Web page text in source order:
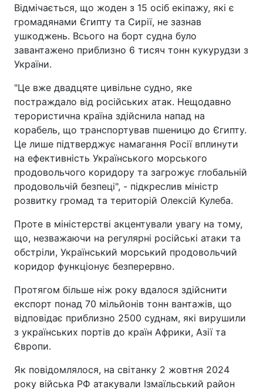
Відмічається, що жоден з 15 осіб екіпажу, які є
громадянами Єгипту та Сирії, не зазнав
ушкоджень. Всього на борт судна було
завантажено приблизно 6 тисяч тонн кукурудзи з
України.
"Це вже двадцяте цивільне судно, яке
постраждало від російських атак. Нещодавно
терористична країна здійснила напад на
корабель, що транспортував пшеницю до Єгипту.
Це лише підтверджує намагання Росії вплинути
на ефективність Українського морського
продовольчого коридору та загрожує глобальній
продовольчій безпеці", - підкреслив міністр
розвитку громад та територій Олексій Кулеба.
Проте в міністерстві акцентували увагу на тому,
що, незважаючи на регулярні російські атаки та
обстріли, Український морський продовольчий
коридор функціонує безперервно.
Протягом більше ніж року вдалося здійснити
експорт понад 70 мільйонів тонн вантажів, що
відповідає приблизно 2500 суднам, які вирушили
з українських портів до країн Африки, Азії та
Європи.
Як повідомлялося, на світанку 2 жовтня 2024
року війська РФ атакували Ізмаїльський район